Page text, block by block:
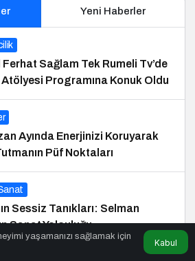
Yeni Haberler
Ferhat Sağlam Tek Rumeli Tv’de
Programına Konuk Oldu
Ayında Enerjinizi Koruyarak
Püf Noktaları
Sessiz Tanıkları: Selman
Sanat Yolculuğu
yaşamanızı sağlamak için
Kabul